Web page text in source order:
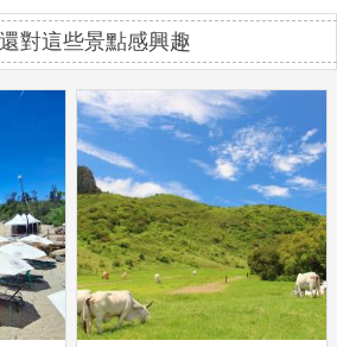
對這些景點感興趣